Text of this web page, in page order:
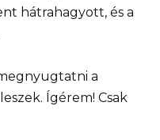
hátrahagyott, és a
a
Ígérem! Csak